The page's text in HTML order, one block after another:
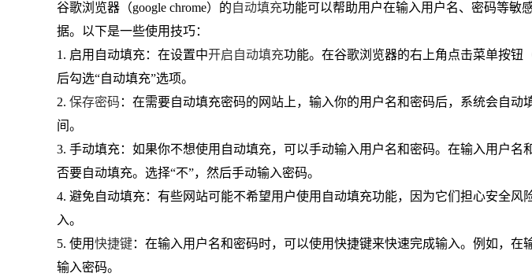
谷歌浏览器（google chrome）的自动填充功能可以帮助用户在输入用户名、密码等敏
据。以下是一些使用技巧：
1. 启用自动填充：在设置中开启自动填充功能。在谷歌浏览器的右上角点击菜单按钮
后勾选“自动填充”选项。
2. 保存密码 ：在需要自动填充密码的网站上，输入你的用户名和密码后，系统会自动
间。
3. 手动填充：如果你不想使用自动填充，可以手动输入用户名和密码。在输入用户名
否要自动填充。选择“不”，然后手动输入密码。
4. 避免自动填充：有些网站可能不希望用户使用自动填充功能，因为它们担心安全风
入。
5. 使用快捷键：在输入用户名和密码时，可以使用快捷键来快速完成输入。例如，在
输入密码。